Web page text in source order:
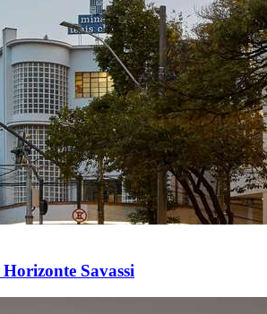
Savassi